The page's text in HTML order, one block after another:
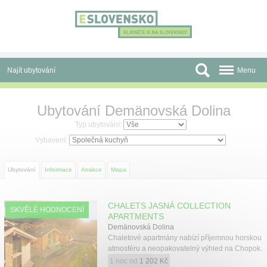
Najít ubytování
Skupiny a konference
Atrakce
O nás
Menu
Ubytování Demänovská Dolina
Typ ubytování:
Vybavení:
Ubytování Informace Atrakce Mapa
SKVĚLÉ HODNOCENÍ
CHALETS JASNÁ COLLECTION
APARTMENTS
Demänovská Dolina
Chaletové apartmány nabízí příjemnou horskou
atmosféru a neopakovatelný výhled na Chopok.
1 noc od 1 202 Kč